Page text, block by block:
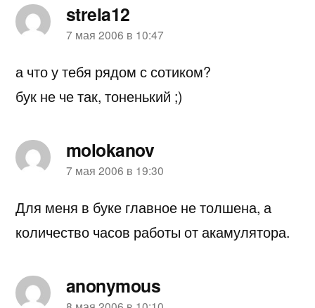
strela12
пишет:
7 мая 2006 в 10:47
а что у тебя рядом с сотиком?
бук не че так, тоненький ;)
molokanov
пишет:
7 мая 2006 в 19:30
Для меня в буке главное не толшена, а
количество часов работы от акамулятора.
anonymous